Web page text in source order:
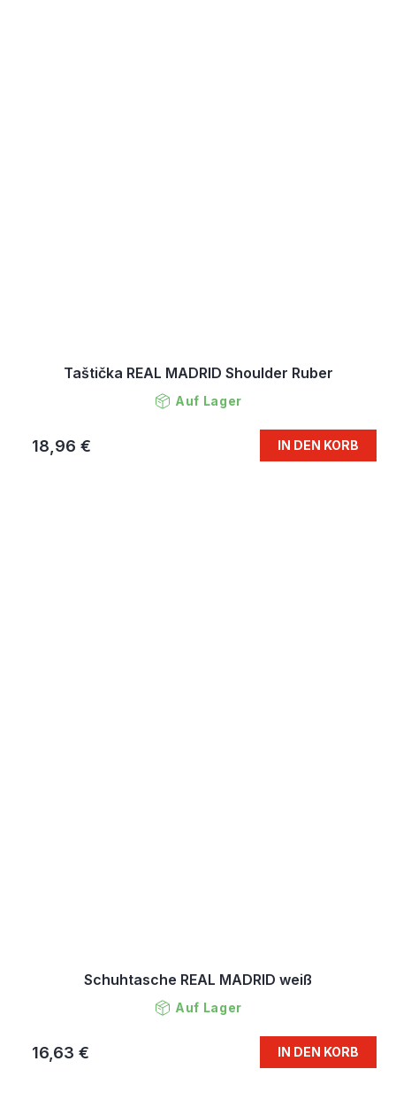
Taštička REAL MADRID Shoulder Ruber
Auf Lager
18,96 € IN DEN KORB
Schuhtasche REAL MADRID weiß
Auf Lager
16,63 € IN DEN KORB